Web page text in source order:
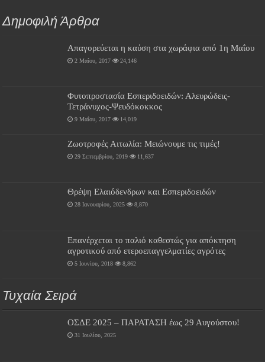
Δημοφιλή Άρθρα
Απαγορεύεται η καύση στα χωράφια από 1η Μαΐου
2 Μαΐου, 2017 24,146
Φυτοπροστασία Εσπεριδοειδών: Αλευρώδεις-
Τετράνυχος-Ψευδόκοκκος
9 Μαΐου, 2017 14,019
Ζωοτροφές Αιτωλία: Μειώνουμε τις τιμές!
29 Σεπτεμβρίου, 2019 11,637
Θρέψη Ελαιόδενδρων και Εσπεριδοειδών
28 Ιανουαρίου, 2025 8,870
Επανέρχεται το παλιό καθεστώς για απόκτηση
αγροτικού από ετεροεπαγγελματίες αγρότες
5 Ιουνίου, 2018 8,862
Τυχαία Σειρά
ΟΣΔΕ 2025 – ΠΑΡΑΤΑΣΗ έως 29 Αυγούστου!
31 Ιουλίου, 2025